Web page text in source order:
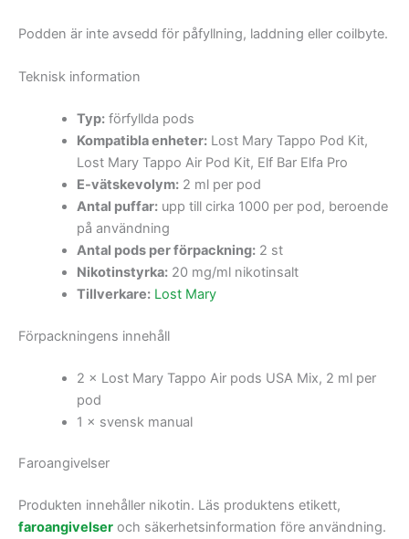
Podden är inte avsedd för påfyllning, laddning eller coilbyte.
Teknisk information
Typ:förfyllda pods
Kompatibla enheter:Lost Mary Tappo Pod Kit,
Lost Mary Tappo Air Pod Kit, Elf Bar Elfa Pro
E-vätskevolym:2 ml per pod
Antal puffar:upp till cirka 1000 per pod, beroende
på användning
Antal pods per förpackning:2 st
Nikotinstyrka:20 mg/ml nikotinsalt
Tillverkare: Lost Mary
Förpackningens innehåll
2 × Lost Mary Tappo Air pods USA Mix, 2 ml per
pod
1 × svensk manual
Faroangivelser
Produkten innehåller nikotin. Läs produktens etikett,
faroangivelser och säkerhetsinformation före användning.